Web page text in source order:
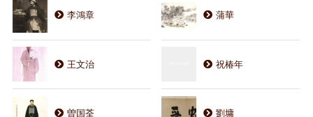
李鴻章 蒲華
王文治 祝椿年
曽国荃 劉墉